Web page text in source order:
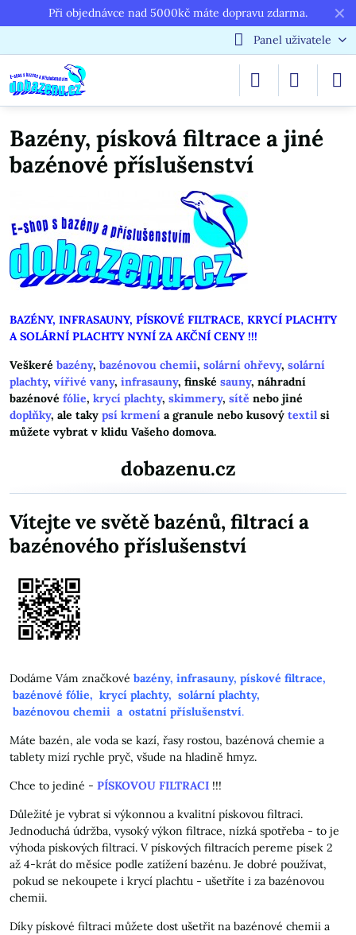
✕
Při objednávce nad 5000kč máte dopravu zdarma.
Panel uživatele
Bazény, písková filtrace a jiné
bazénové příslušenství
BAZÉNY, INFRASAUNY, PÍSKOVÉ FILTRACE, KRYCÍ PLACHTY
A SOLÁRNÍ PLACHTY NYNÍ ZA AKČNÍ CENY !!!
Veškeré bazény, bazénovou chemii, solární ohřevy, solární
plachty, vířivé vany, infrasauny, finské sauny, náhradní
bazénové fólie, krycí plachty, skimmery, sítě nebo jiné
doplňky, ale taky psí krmení a granule nebo kusový textil si
můžete vybrat v klidu Vašeho domova.
dobazenu.cz
Vítejte ve světě bazénů, filtrací a
bazénového příslušenství
Dodáme Vám značkové bazény, infrasauny, pískové filtrace,
bazénové fólie, krycí plachty, solární plachty,
bazénovou chemii a ostatní příslušenství.
Máte bazén, ale voda se kazí, řasy rostou, bazénová chemie a
tablety mizí rychle pryč, všude na hladině hmyz.
Chce to jediné - PÍSKOVOU FILTRACI !!!
Důležité je vybrat si výkonnou a kvalitní pískovou filtraci.
Jednoduchá údržba, vysoký výkon filtrace, nízká spotřeba - to je
výhoda pískových filtrací. V pískových filtracích pereme písek 2
až 4-krát do měsíce podle zatížení bazénu. Je dobré používat,
pokud se nekoupete i krycí plachtu - ušetříte i za bazénovou
chemii.
Díky pískové filtraci můžete dost ušetřit na bazénové chemii a